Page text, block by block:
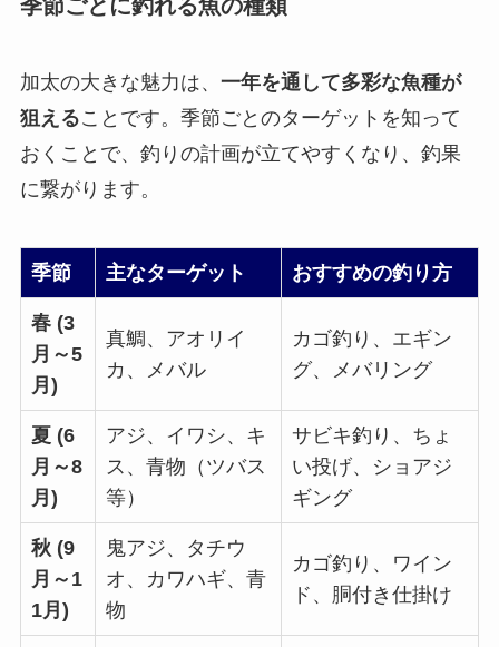
季節ごとに釣れる魚の種類
加太の大きな魅力は、 一年を通して多彩な魚種が
狙えることです。季節ごとのターゲットを知って
おくことで、釣りの計画が立てやすくなり、釣果
に繋がります。
季節 主なターゲット おすすめの釣り方
春 (3
月～5
月)
真鯛、アオリイ
カ、メバル
カゴ釣り、エギン
グ、メバリング
夏 (6
月～8
月)
アジ、イワシ、キ
ス、青物（ツバス
等）
サビキ釣り、ちょ
い投げ、ショアジ
ギング
秋 (9
月～1
1月)
鬼アジ、タチウ
オ、カワハギ、青
物
カゴ釣り、ワイン
ド、胴付き仕掛け